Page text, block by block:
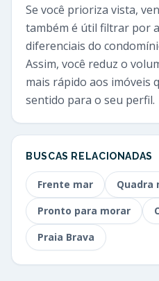
Se você prioriza vista,
também é útil filtrar por
diferenciais do
Assim, você reduz o
mais rápido aos imóveis
sentido para o seu perfil.
BUSCAS RELACIONADAS
Frente mar Quadra
Pronto para morar
Praia Brava